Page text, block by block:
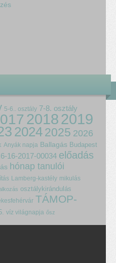
5-6.. osztály 7-8. osztály
20182019
20242025 2026
Anyák napja Ballagás Budapest
16-2017-00034 előadás
hónap tanulói
Lamberg-kastély mikulás
osztálykirándulás
TÁMOP-
víz világnapja ősz